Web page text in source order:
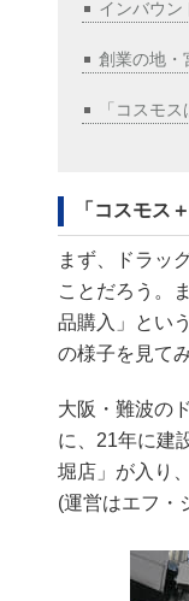
インバウン
創業の地・
「コスモ
「コスモス
まず、ドラッ
ことだろう。
品購入」とい
の様子を見て
大阪・難波の
に、21年に建
堀店」が入り
(運営はエフ・